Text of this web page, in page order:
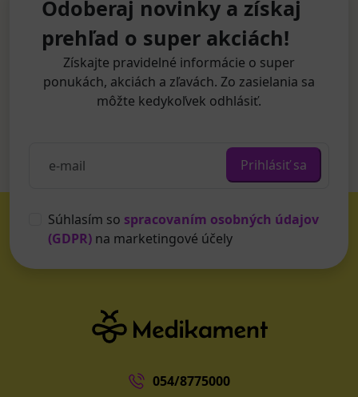
Odoberaj novinky a získaj
prehľad o super akciách!
Získajte pravidelné informácie o super
ponukách, akciách a zľavách. Zo zasielania sa
môžte kedykoľvek odhlásiť.
Prihlásiť sa
Súhlasím so spracovaním osobných údajov
(GDPR) na marketingové účely
054/8775000